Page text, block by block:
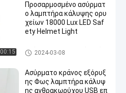
00:15
Προσαρμοσμένο ασύρματ
ο λαμπτήρα κάλυψης ορυ
χείων 18000 Lux LED Saf
ety Helmet Light
Ασύρματο φωτιστικό καπάκι
εξόρυξης
2024-03-08
Ασύρματο κράνος εξόρυξ
ης Φως λαμπτήρα κάλυψ
ης ανθρακωρύχου USB επ